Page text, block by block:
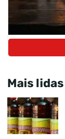
Mais lidas